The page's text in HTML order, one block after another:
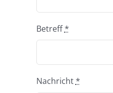
Betreff*
Nachricht*